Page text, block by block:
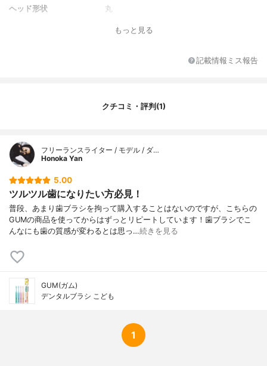
ヘッド形状
丸
もっと見る
記載情報ミス報告
クチコミ・評判(1)
フリーランスライター / モデル / ダ…
Honoka Yan
5.00
ツルツル歯になりたい方必見！
普段、あまり歯ブラシを拘って購入することはないのですが、こちらの
GUMの商品を使ってからはずっとリピートしています！歯ブラシでこ
んなにも歯の質感が変わるとは思っ…続きを見る
GUM(ガム)
デンタルブラシ こども
1